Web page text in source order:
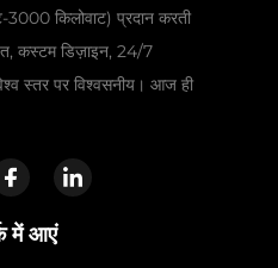
किलोवाट) प्रदान करती
कस्टम डिज़ाइन, 24/7
स्तर पर विश्वसनीय। आज ही
में आएं